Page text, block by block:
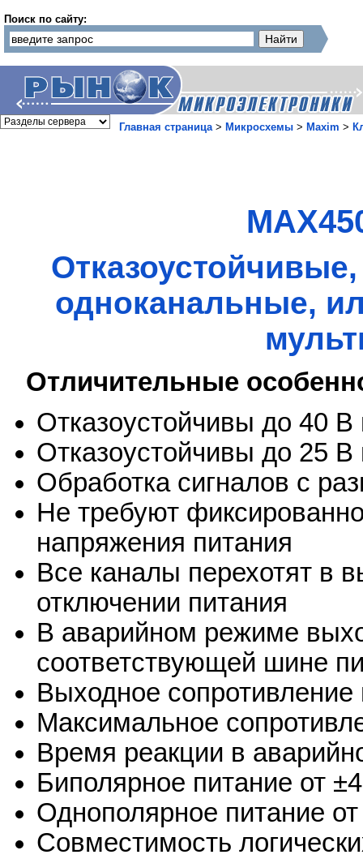
Поиск по сайту:
Главная страница> Микросхемы > Maxim >
одноканальные,
Отличительные
Отказоустойчивы до 40
Отказоустойчивы до 25
Обработка сигналов с
Не требуют
напряжения питания
Все каналы перехотят в
отключении питания
В аварийном режиме
соответствующей шине
Выходное
Максимальное
Время реакции в
Биполярное питание от
Однополярное питание
Совместимость